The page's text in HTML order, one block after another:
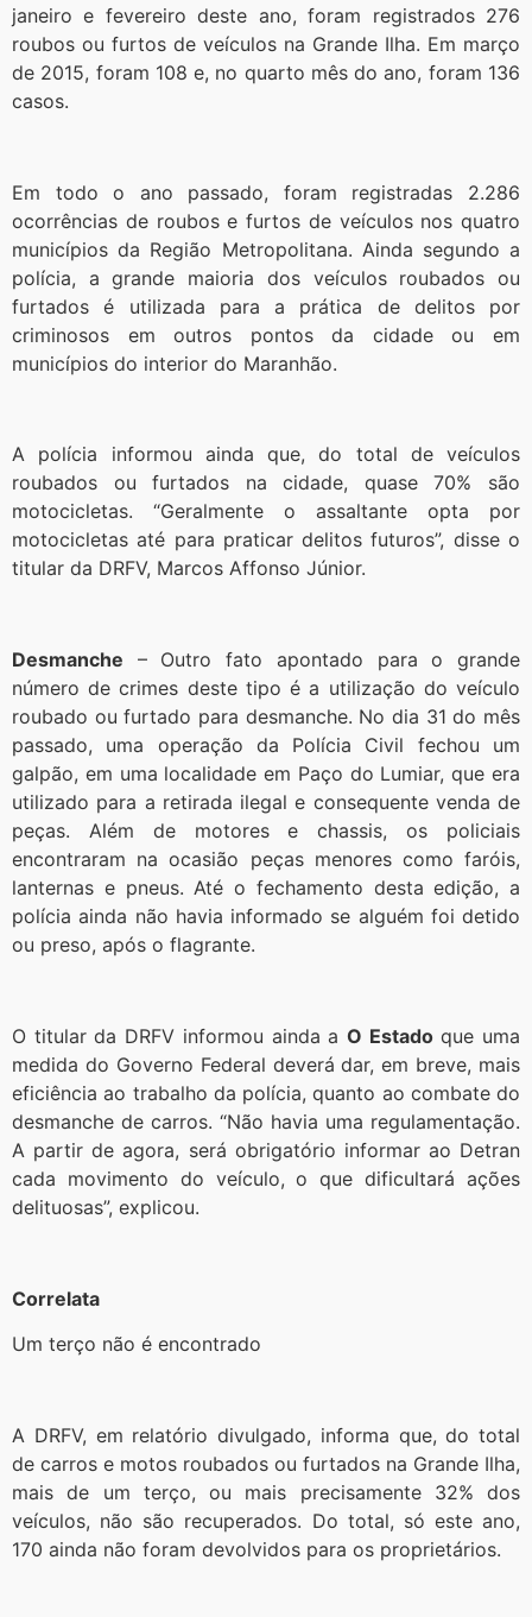
janeiro e fevereiro deste ano, foram registrados 276
roubos ou furtos de veículos na Grande Ilha. Em março
de 2015, foram 108 e, no quarto mês do ano, foram 136
casos.
Em todo o ano passado, foram registradas 2.286
ocorrências de roubos e furtos de veículos nos quatro
municípios da Região Metropolitana. Ainda segundo a
polícia, a grande maioria dos veículos roubados ou
furtados é utilizada para a prática de delitos por
criminosos em outros pontos da cidade ou em
municípios do interior do Maranhão.
A polícia informou ainda que, do total de veículos
roubados ou furtados na cidade, quase 70% são
motocicletas. “Geralmente o assaltante opta por
motocicletas até para praticar delitos futuros”, disse o
titular da DRFV, Marcos Affonso Júnior.
Desmanche – Outro fato apontado para o grande
número de crimes deste tipo é a utilização do veículo
roubado ou furtado para desmanche. No dia 31 do mês
passado, uma operação da Polícia Civil fechou um
galpão, em uma localidade em Paço do Lumiar, que era
utilizado para a retirada ilegal e consequente venda de
peças. Além de motores e chassis, os policiais
encontraram na ocasião peças menores como faróis,
lanternas e pneus. Até o fechamento desta edição, a
polícia ainda não havia informado se alguém foi detido
ou preso, após o flagrante.
O titular da DRFV informou ainda a O Estadoque uma
medida do Governo Federal deverá dar, em breve, mais
eficiência ao trabalho da polícia, quanto ao combate do
desmanche de carros. “Não havia uma regulamentação.
A partir de agora, será obrigatório informar ao Detran
cada movimento do veículo, o que dificultará ações
delituosas”, explicou.
Correlata
Um terço não é encontrado
A DRFV, em relatório divulgado, informa que, do total
de carros e motos roubados ou furtados na Grande Ilha,
mais de um terço, ou mais precisamente 32% dos
veículos, não são recuperados. Do total, só este ano,
170 ainda não foram devolvidos para os proprietários.